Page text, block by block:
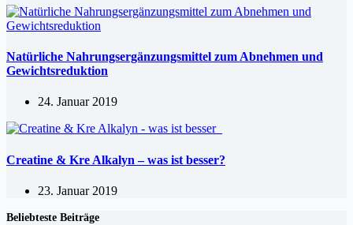
Natürliche Nahrungsergänzungsmittel zum Abnehmen und
Gewichtsreduktion
24. Januar 2019
Creatine & Kre Alkalyn – was ist besser?
23. Januar 2019
Beliebteste Beiträge